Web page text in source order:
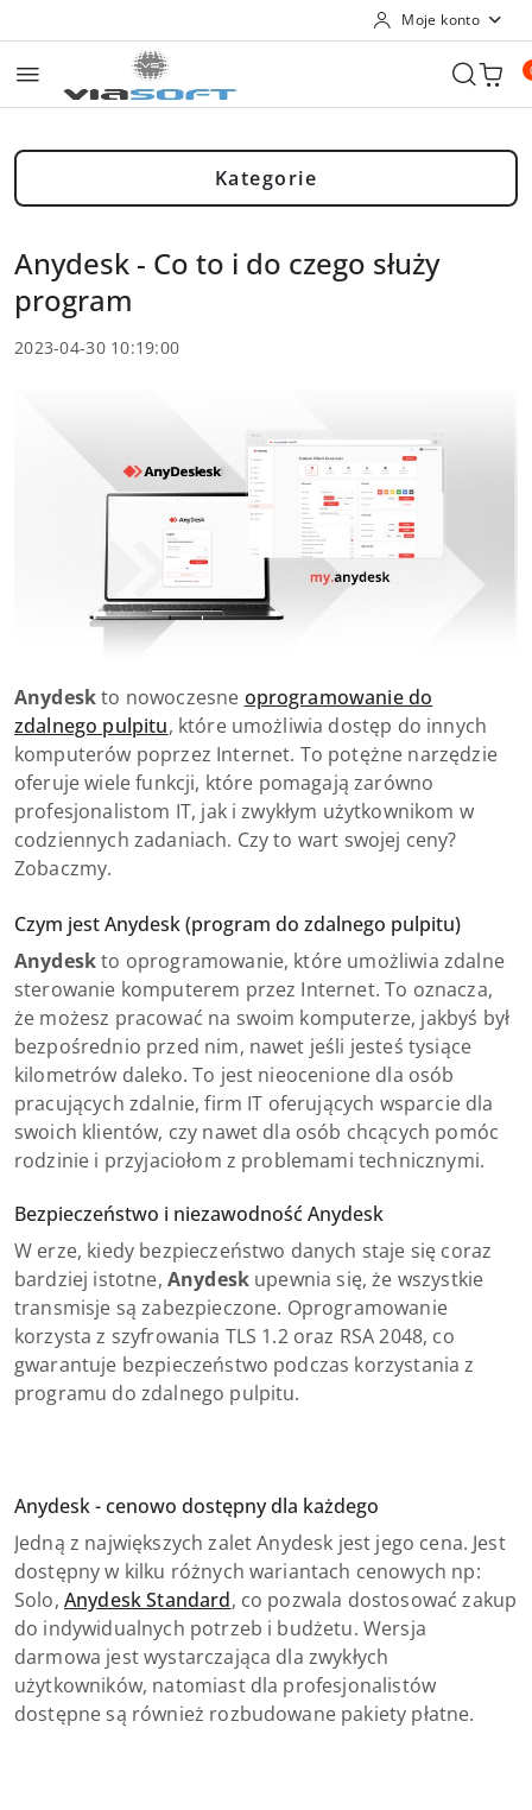
Moje konto
Kategorie
Anydesk - Co to i do czego służy
program
2023-04-30 10:19:00
Anydeskto nowoczesne oprogramowanie do
zdalnego pulpitu, które umożliwia dostęp do innych
komputerów poprzez Internet. To potężne narzędzie
oferuje wiele funkcji, które pomagają zarówno
profesjonalistom IT, jak i zwykłym użytkownikom w
codziennych zadaniach. Czy to wart swojej ceny?
Zobaczmy.
Czym jest Anydesk (program do zdalnego pulpitu)
Anydeskto oprogramowanie, które umożliwia zdalne
sterowanie komputerem przez Internet. To oznacza,
że możesz pracować na swoim komputerze, jakbyś był
bezpośrednio przed nim, nawet jeśli jesteś tysiące
kilometrów daleko. To jest nieocenione dla osób
pracujących zdalnie, firm IT oferujących wsparcie dla
swoich klientów, czy nawet dla osób chcących pomóc
rodzinie i przyjaciołom z problemami technicznymi.
Bezpieczeństwo i niezawodność Anydesk
W erze, kiedy bezpieczeństwo danych staje się coraz
bardziej istotne, Anydesk upewnia się, że wszystkie
transmisje są zabezpieczone. Oprogramowanie
korzysta z szyfrowania TLS 1.2 oraz RSA 2048, co
gwarantuje bezpieczeństwo podczas korzystania z
programu do zdalnego pulpitu.
Anydesk - cenowo dostępny dla każdego
Jedną z największych zalet Anydesk jest jego cena. Jest
dostępny w kilku różnych wariantach cenowych np:
Solo, Anydesk Standard, co pozwala dostosować zakup
do indywidualnych potrzeb i budżetu. Wersja
darmowa jest wystarczająca dla zwykłych
użytkowników, natomiast dla profesjonalistów
dostępne są również rozbudowane pakiety płatne.